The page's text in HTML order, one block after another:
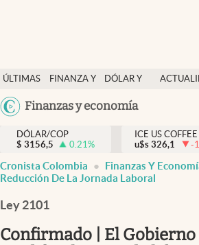
ÚLTIMAS
NOTICIAS
FINANZA Y
DÓLAR Y
Finanzas y economía
Salud y nutrición
Vida espiritual
Actualidad
Dólar y mercados
Curiosidades
DÓLAR/COP
$ 3156,5 0.21%
ICE US COFFEE
u$s 326,1 -
Cronista Colombia
Finanzas Y
Reducción De La Jornada Laboral
Ley 2101
Confirmado | El Gobierno